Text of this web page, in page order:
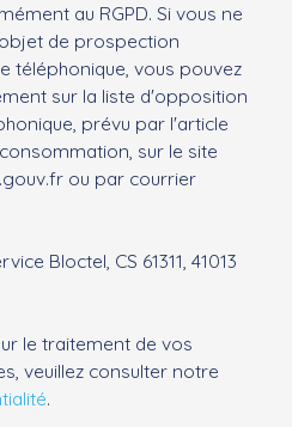
au RGPD. Si vous ne
de prospection
téléphonique, vous pouvez
sur la liste d'opposition
prévu par l'article
sur le site
ou par courrier
Bloctel, CS 61311, 41013
le traitement de vos
veuillez consulter notre
.